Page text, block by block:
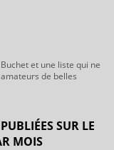
et une liste qui ne
de belles
SUR LE
MOIS